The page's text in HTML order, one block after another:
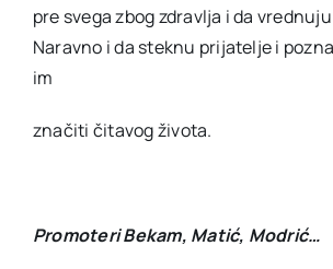
pre svega zbog zdravlja i da
Naravno i da steknu prijatelje i
im
značiti čitavog života.
Promoteri Bekam, Matić, Modrić…